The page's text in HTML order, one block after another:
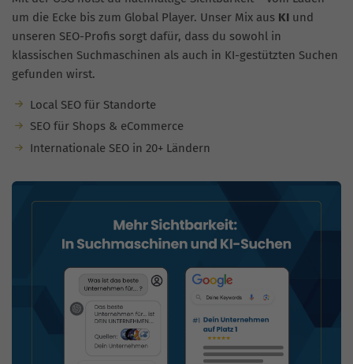
um die Ecke bis zum Global Player. Unser Mix aus KI und
unseren SEO-Profis sorgt dafür, dass du sowohl in
klassischen Suchmaschinen als auch in KI-gestützten Suchen
gefunden wirst.
Local SEO für Standorte
SEO für Shops & eCommerce
Internationale SEO in 20+ Ländern